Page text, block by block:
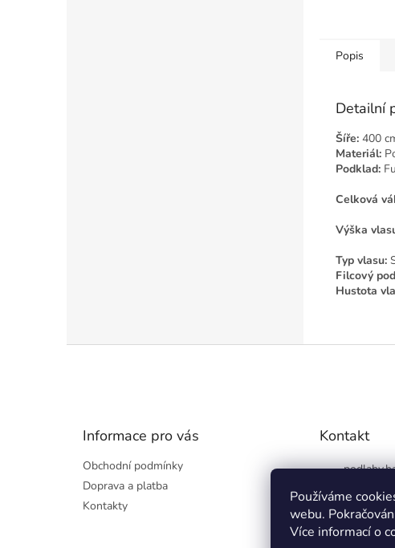
Používáme
webu.
Více informací o
Popis
Detailní
Šíře: 400
Materiál:
Podklad:
Celková
Výška
Typ vlasu:
Filcový
Hustota
Informace pro vás
Obchodní podmínky
Doprava a platba
Kontakty
Kontakt
606 566